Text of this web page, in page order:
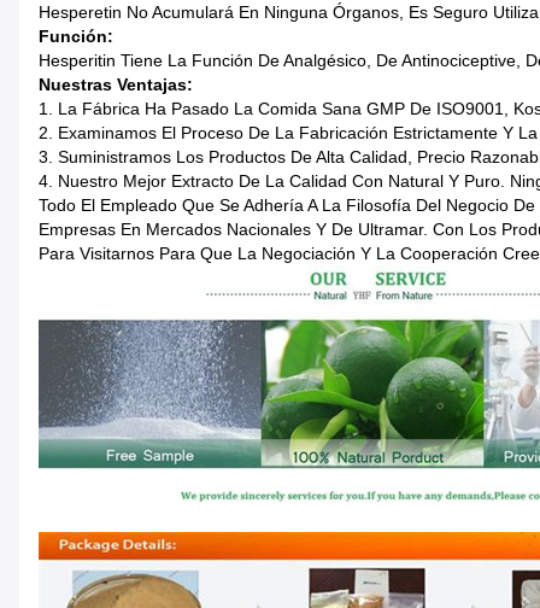
Hesperetin No Acumulará En Ninguna Órganos, Es Seguro
Función:
Hesperitin Tiene La Función De Analgésico, De Antinociceptive,
Nuestras Ventajas:
1. La Fábrica Ha Pasado La Comida Sana GMP De ISO9001,
2. Examinamos El Proceso De La Fabricación Estrictamente Y
3. Suministramos Los Productos De Alta Calidad, Precio
4. Nuestro Mejor Extracto De La Calidad Con Natural Y Puro.
Todo El Empleado Que Se Adhería A La Filosofía Del Negocio
Empresas En Mercados Nacionales Y De Ultramar. Con Los
Para Visitarnos Para Que La Negociación Y La Cooperación